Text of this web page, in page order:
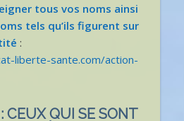
tous vos noms ainsi
tels qu’ils figurent sur
:
liberte-sante.com/action-
CEUX QUI SE SONT